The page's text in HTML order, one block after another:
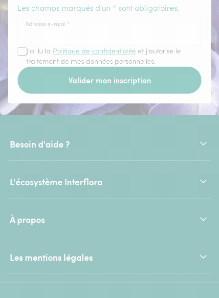
Les champs marqués d'un * sont obligatoires.
Adresse e-mail *
J'ai lu la Politique de confidentialité et j'autorise le
traitement de mes données personnelles.
Valider mon inscription
Besoin d'aide ?
L'écosystème Interflora
À propos
Les mentions légales